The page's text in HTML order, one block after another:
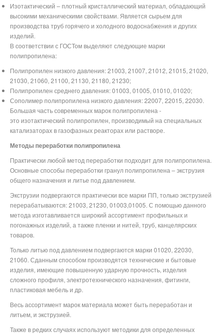
Изотактический – плотный кристаллический материал, обладающий
высокими механическими свойствами. Является сырьем для
производства труб горячего и холодного водоснабжения и других
изделий.
В соответствии с ГОСТом выделяют следующие марки
полипропилена:
Полипропилен низкого давления: 21003, 21007, 21012, 21015, 21020,
21030, 21060, 21100, 21130, 21180, 21230;
Полипропилен среднего давления: 01003, 01005, 01010, 01020;
Сополимер полипропилена низкого давления: 22007, 22015, 22030.
Большая часть современных марок полипропилена -
это изотактический полипропилен, производимый на специальных
катализаторах в газофазных реакторах или растворе.
Методы переработки полипропилена
Практически любой метод переработки подходит для полипропилена.
Основные способы переработки гранул полипропилена – экструзия
общего назначения и литье под давлением.
Экструзии подвергаются практически все марки ПП, только экструзией
перерабатываются: 21003, 21230, 01003,01005. С помощью данного
метода изготавливается широкий ассортимент профильных и
погонажных изделий, а также пленки и нитей, труб, канцелярских
товаров.
Только литью под давлением подвергаются марки 01020, 22030,
21060. Сданным способом производятся технические и бытовые
изделия, имеющие повышенную ударную прочность, изделия
сложного профиля, электротехнического назначения, фитинги,
пластиковая мебель и др.
Весь ассортимент марок материала может быть переработан и
литьем, и экструзией.
Также в редких случаях используют методики для определенных